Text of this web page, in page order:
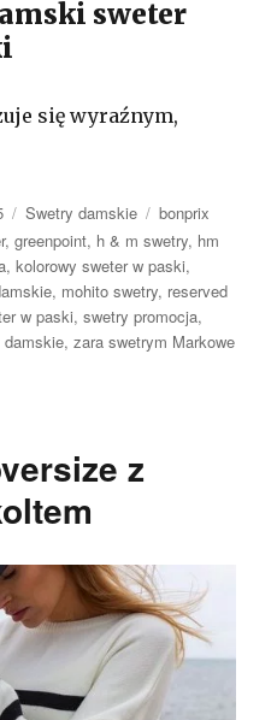
sweter
się wyraźnym,
Kategorie
Swetry damskie Tagi
bonprix
,greenpoint, h & m swetry, hm
,kolorowy sweter w paski,
, mohito swetry, reserved
w paski,swetry promocja,
damskie,zara swetrym Markowe
z